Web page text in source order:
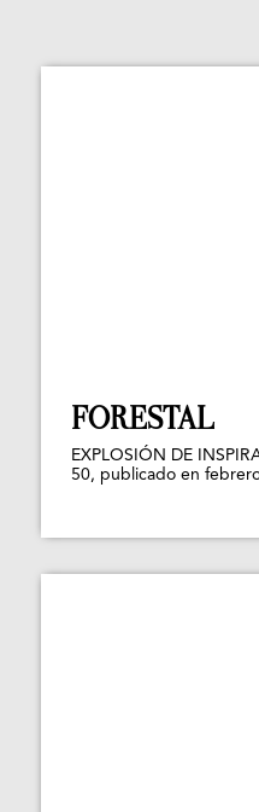
FORESTAL
EXPLOSIÓN DE
50, publicado en